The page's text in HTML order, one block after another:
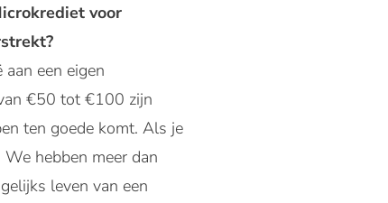
voor
een eigen
€50 tot €100 zijn
ten goede komt. Als je
hebben meer dan
leven van een